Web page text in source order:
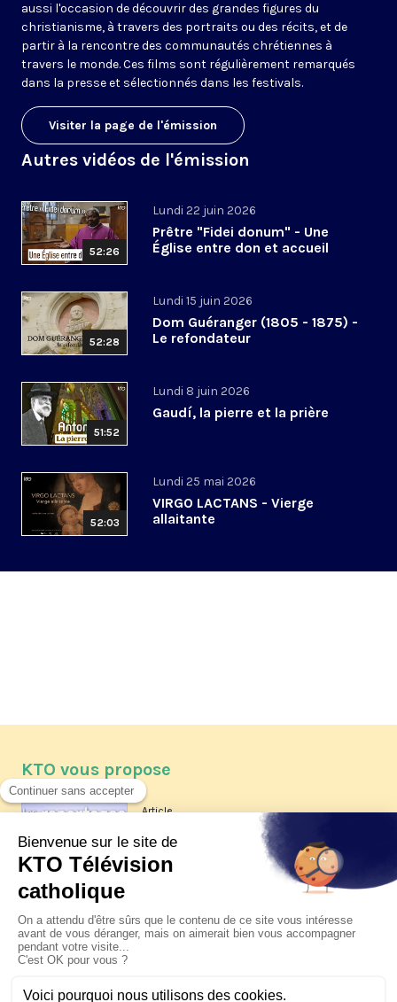
aussi l'occasion de découvrir des grandes figures du
christianisme, à travers des portraits ou des récits, et de
partir à la rencontre des communautés chrétiennes à
travers le monde. Ces films sont régulièrement remarqués
dans la presse et sélectionnés dans les festivals.
Visiter la page de l'émission
Autres vidéos de l'émission
52:26
Lundi 22 juin 2026
Prêtre "Fidei donum" - Une
Église entre don et accueil
52:28
Lundi 15 juin 2026
Dom Guéranger (1805 - 1875) -
Le refondateur
51:52
Lundi 8 juin 2026
Gaudí, la pierre et la prière
52:03
Lundi 25 mai 2026
VIRGO LACTANS - Vierge
allaitante
KTO vous propose
Article
Les reportages d'été 2026 de KTO
La visite pastorale du pape Léon
XIV à Assise à suivre sur KTO le
jeudi 6 août
Le pape en Uruguay, Argentine et